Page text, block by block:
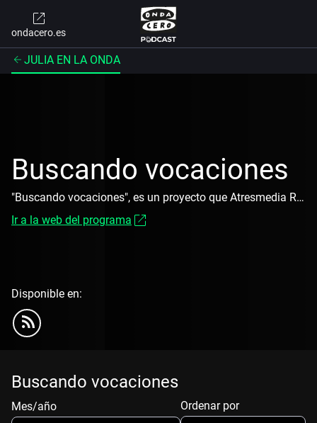
ondacero.es
JULIA EN LA ONDA
Buscando vocaciones
"Buscando vocaciones", es un proyecto que Atresmedia Radio y la Universidad Europea ponen en marcha para ayudar a decidir a los jóvenes que van a comenzar el Bachillerato, a que quieren dedicarse en el futuro.
Ir a la web del programa
Disponible en:
Buscando vocaciones
Mes/año
Ordenar por